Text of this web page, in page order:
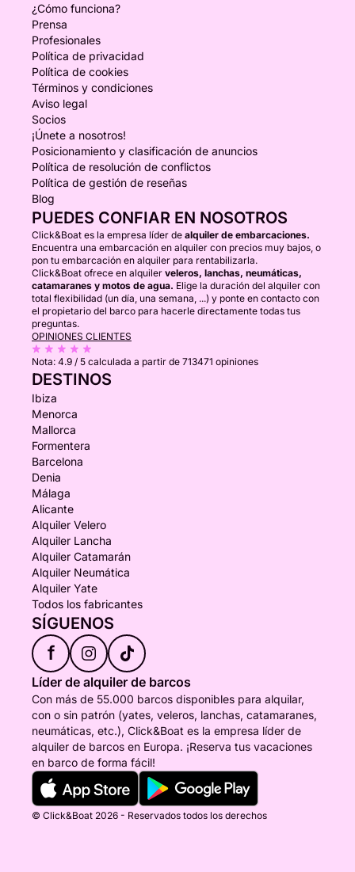
¿Cómo funciona?
Prensa
Profesionales
Política de privacidad
Política de cookies
Términos y condiciones
Aviso legal
Socios
¡Únete a nosotros!
Posicionamiento y clasificación de anuncios
Política de resolución de conflictos
Política de gestión de reseñas
Blog
PUEDES CONFIAR EN NOSOTROS
Click&Boat es la empresa líder de alquiler de embarcaciones.
Encuentra una embarcación en alquiler con precios muy bajos, o
pon tu embarcación en alquiler para rentabilizarla.
Click&Boat ofrece en alquiler veleros, lanchas, neumáticas,
catamaranes y motos de agua. Elige la duración del alquiler con
total flexibilidad (un día, una semana, ...) y ponte en contacto con
el propietario del barco para hacerle directamente todas tus
preguntas.
OPINIONES CLIENTES
Nota: 4.9 / 5 calculada a partir de 713471 opiniones
DESTINOS
Ibiza
Menorca
Mallorca
Formentera
Barcelona
Denia
Málaga
Alicante
Alquiler Velero
Alquiler Lancha
Alquiler Catamarán
Alquiler Neumática
Alquiler Yate
Todos los fabricantes
SÍGUENOS
f
Líder de alquiler de barcos
Con más de 55.000 barcos disponibles para alquilar,
con o sin patrón (yates, veleros, lanchas, catamaranes,
neumáticas, etc.), Click&Boat es la empresa líder de
alquiler de barcos en Europa. ¡Reserva tus vacaciones
en barco de forma fácil!
© Click&Boat 2026 - Reservados todos los derechos